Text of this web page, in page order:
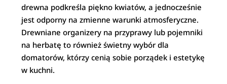
drewna podkreśla piękno kwiatów, a jednocześnie
jest odporny na zmienne warunki atmosferyczne.
Drewniane organizery na przyprawy lub pojemniki
na herbatę to również świetny wybór dla
domatorów, którzy cenią sobie porządek i estetykę
w kuchni.